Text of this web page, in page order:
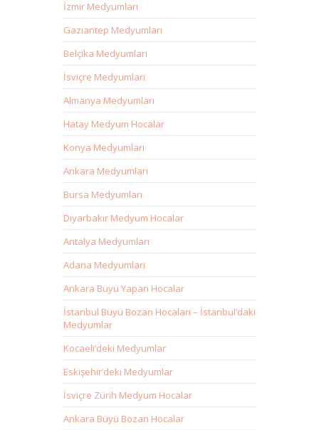
İzmir Medyumları
Gaziantep Medyumları
Belçika Medyumları
İsviçre Medyumları
Almanya Medyumları
Hatay Medyum Hocalar
Konya Medyumları
Ankara Medyumları
Bursa Medyumları
Diyarbakır Medyum Hocalar
Antalya Medyumları
Adana Medyumları
Ankara Büyü Yapan Hocalar
İstanbul Büyü Bozan Hocaları – İstanbul’daki
Medyumlar
Kocaeli’deki Medyumlar
Eskişehir’deki Medyumlar
İsviçre Zürih Medyum Hocalar
Ankara Büyü Bozan Hocalar